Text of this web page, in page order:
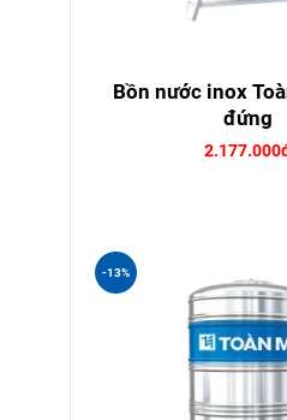
Bồn nước inox
đứng
-13%